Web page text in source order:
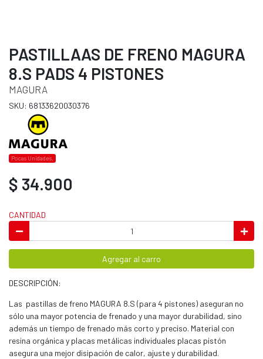
PASTILLAAS DE FRENO MAGURA
8.S PADS 4 PISTONES
MAGURA
SKU: 68133620030376
Pocas Unidades.
$ 34.900
CANTIDAD
Agregar al carro
DESCRIPCIÓN:
Las pastillas de freno MAGURA 8.S (para 4 pistones) aseguran no
sólo una mayor potencia de frenado y una mayor durabilidad, sino
además un tiempo de frenado más corto y preciso. Material con
resina orgánica y placas metálicas individuales placas pistón
asegura una mejor disipación de calor, ajuste y durabilidad.